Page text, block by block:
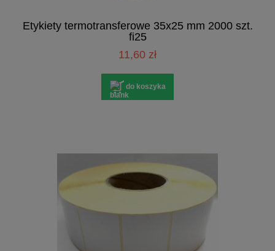
Etykiety termotransferowe 35x25 mm 2000 szt.
fi25
11,60 zł
do koszyka